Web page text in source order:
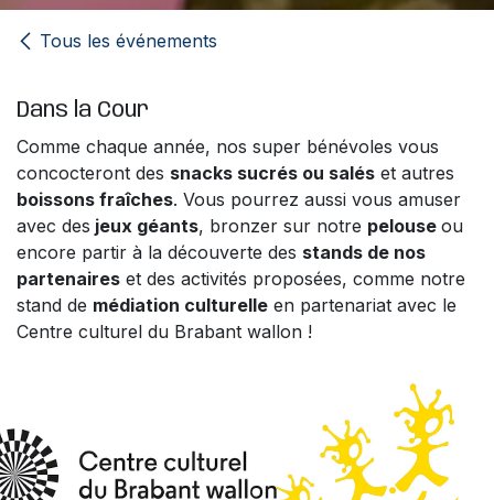
Tous les événements
Dans la Cour
Comme chaque année, nos super bénévoles vous
concocteront des snacks sucrés ou salés et autres
boissons fraîches. Vous pourrez aussi vous amuser
avec des jeux géants, bronzer sur notre pelouse ou
encore partir à la découverte des stands de nos
partenaires et des activités proposées, comme notre
stand de médiation culturelle en partenariat avec le
Centre culturel du Brabant wallon !